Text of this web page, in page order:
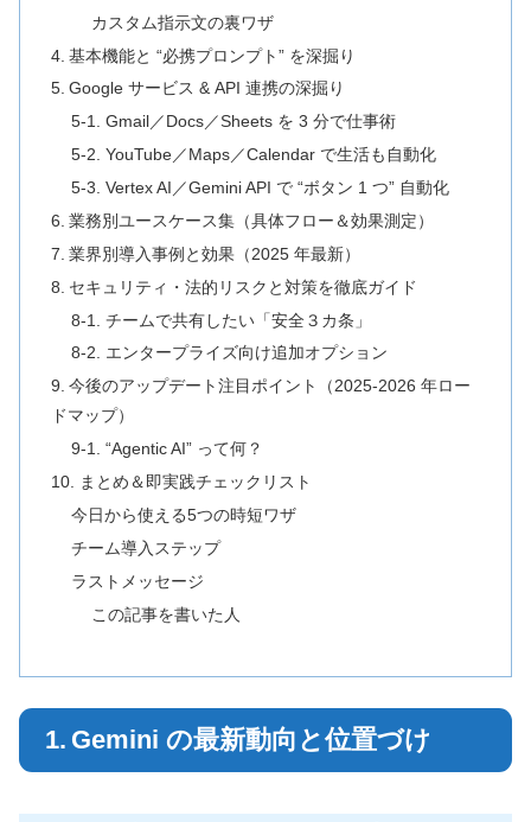
カスタム指示文の裏ワザ
4. 基本機能と “必携プロンプト” を深掘り
5. Google サービス & API 連携の深掘り
5‑1. Gmail／Docs／Sheets を 3 分で仕事術
5‑2. YouTube／Maps／Calendar で生活も自動化
5‑3. Vertex AI／Gemini API で “ボタン 1 つ” 自動化
6. 業務別ユースケース集（具体フロー＆効果測定）
7. 業界別導入事例と効果（2025 年最新）
8. セキュリティ・法的リスクと対策を徹底ガイド
8‑1. チームで共有したい「安全３カ条」
8‑2. エンタープライズ向け追加オプション
9. 今後のアップデート注目ポイント（2025‑2026 年ロー
ドマップ）
9‑1. “Agentic AI” って何？
10. まとめ＆即実践チェックリスト
今日から使える5つの時短ワザ
チーム導入ステップ
ラストメッセージ
この記事を書いた人
1. Gemini の最新動向と位置づけ